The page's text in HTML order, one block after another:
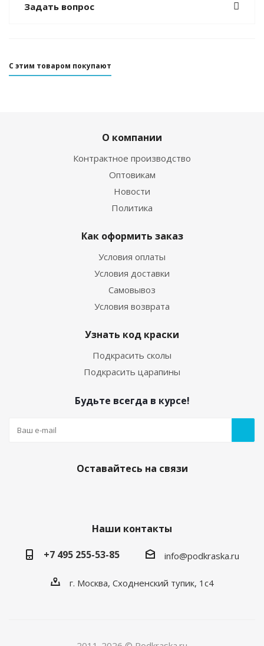
Задать вопрос
С этим товаром покупают
О компании
Контрактное производство
Оптовикам
Новости
Политика
Как оформить заказ
Условия оплаты
Условия доставки
Самовывоз
Условия возврата
Узнать код краски
Подкрасить сколы
Подкрасить царапины
Будьте всегда в курсе!
Оставайтесь на связи
Наши контакты
+7 495 255-53-85
info@podkraska.ru
г. Москва, Сходненский тупик, 1с4